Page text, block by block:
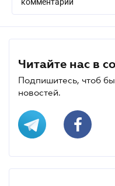
Читайте нас в
Подпишитесь, чтоб
новостей.